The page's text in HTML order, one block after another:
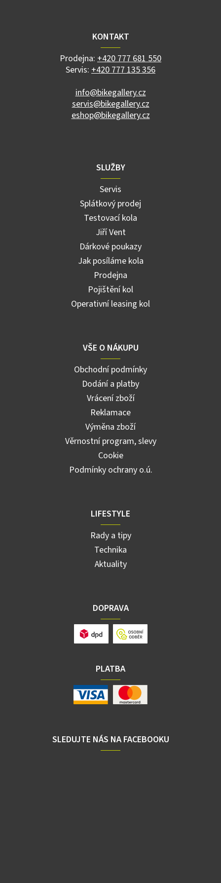
KONTAKT
Prodejna: +420 777 681 550
Servis: +420 777 135 356
info@bikegallery.cz
servis@bikegallery.cz
eshop@bikegallery.cz
SLUŽBY
Servis
Splátkový prodej
Testovací kola
Jiří Vent
Dárkové poukazy
Jak posíláme kola
Prodejna
Pojištění kol
Operativní leasing kol
VŠE O NÁKUPU
Obchodní podmínky
Dodání a platby
Vrácení zboží
Reklamace
Výměna zboží
Věrnostní program, slevy
Cookie
Podmínky ochrany o.ú.
LIFESTYLE
Rady a tipy
Technika
Aktuality
DOPRAVA
PLATBA
SLEDUJTE NÁS NA FACEBOOKU